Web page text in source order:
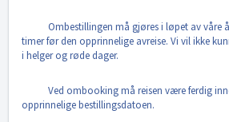
Ombestillingen må gjøres i løpet av våre
timer før den opprinnelige avreise. Vi vil ikke
i helger og røde dager.
Ved ombooking må reisen være ferdig
opprinnelige bestillingsdatoen.